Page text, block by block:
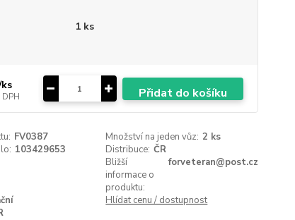
1 ks
ks
Přidat do košíku
FV0387 Množství na jeden vůz: 2 ks
103429653 Distribuce: ČR
Bližší
informace o
produktu:
forveteran@post.cz
Hlídat cenu / dostupnost